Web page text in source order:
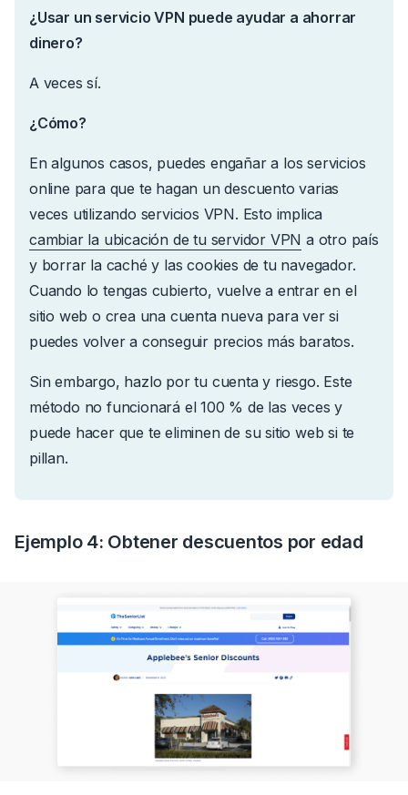
¿Usar un servicio VPN puede ayudar a ahorrar
dinero?
A veces sí.
¿Cómo?
En algunos casos, puedes engañar a los servicios
online para que te hagan un descuento varias
veces utilizando servicios VPN. Esto implica
cambiar la ubicación de tu servidor VPN a otro país
y borrar la caché y las cookies de tu navegador.
Cuando lo tengas cubierto, vuelve a entrar en el
sitio web o crea una cuenta nueva para ver si
puedes volver a conseguir precios más baratos.
Sin embargo, hazlo por tu cuenta y riesgo. Este
método no funcionará el 100 % de las veces y
puede hacer que te eliminen de su sitio web si te
pillan.
Ejemplo 4: Obtener descuentos por edad